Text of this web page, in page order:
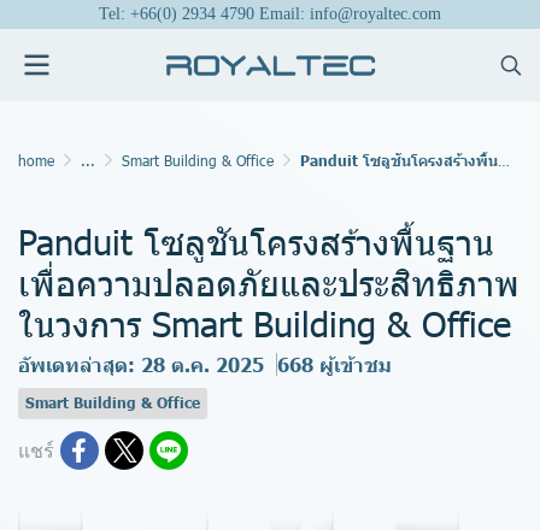
Tel: +66(0) 2934 4790 Email: info@royaltec.com
home ... Smart Building & Office Panduit โซลูชันโครงสร้างพื้นฐานเพื่อความปลอดภัยและประสิทธิภาพในวงการ Smart Building & Office
Panduit โซลูชันโครงสร้างพื้นฐาน
เพื่อความปลอดภัยและประสิทธิภาพ
ในวงการ Smart Building & Office
อัพเดทล่าสุด: 28 ต.ค. 2025 668 ผู้เข้าชม
Smart Building & Office
แชร์